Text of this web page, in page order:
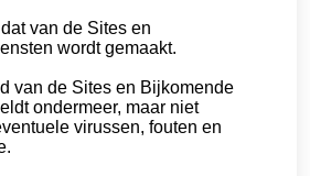
van de Sites en
wordt gemaakt.
van de Sites en Bijkomende
ondermeer, maar niet
virussen, fouten en